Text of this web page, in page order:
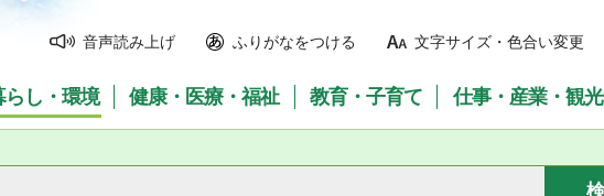
音声読み上げ ふりがなをつける 文字サイズ・色合い変更
らし・環境 健康・医療・福祉 教育・子育て 仕事・産業・観光